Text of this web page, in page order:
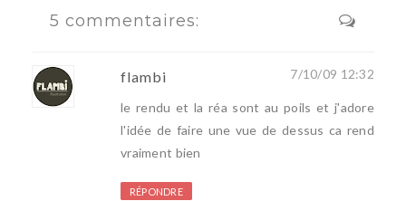
5 commentaires:
flambi 7/10/09 12:32
le rendu et la réa sont au poils et j'adore
l'idée de faire une vue de dessus ca rend
vraiment bien
RÉPONDRE